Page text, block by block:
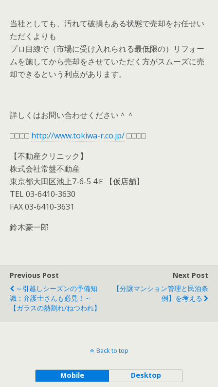
当社としても、汚れて破損もある状態で売却をお任せい
ただくよりも
プロ目線で（市場に受け入れられる最低限の）リフォー
ムを施してから売却をさせていただく方がスムーズに売
却できるという利点があります。
詳しくはお問い合わせください＾＾
□□□□ http://www.tokiwa-r.co.jp/□□□□
【不動産クリニック】
株式会社常盤不動産
東京都大田区池上7-6-5 4Ｆ【仮店舗】
TEL 03-6410-3630
FAX 03-6410-3631
鈴木豪一郎
Previous Post
～引越しシーズンの予備知
識：弁護士さんも必見！～
【ガラスの熱割れ/ねつわれ】
Next Post
【分譲マンション管理と民泊条
例】を考える
Back to top
Mobile Desktop